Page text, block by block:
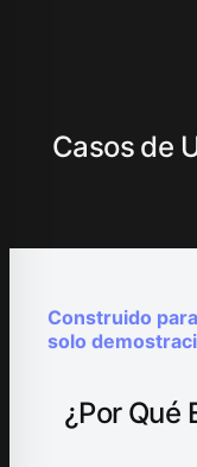
Casos de
Construido
solo
¿Por Qué